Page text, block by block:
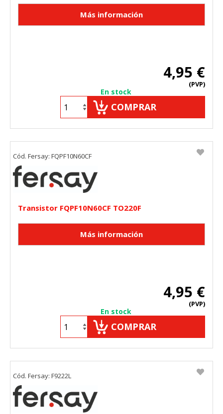
4,95 €
(PVP)
En stock
COMPRAR
Transistor FQPF10N60CF TO220F
4,95 €
(PVP)
En stock
COMPRAR
Cód. Fersay: FQPF10N60CF
Cód. Fersay: F9222L